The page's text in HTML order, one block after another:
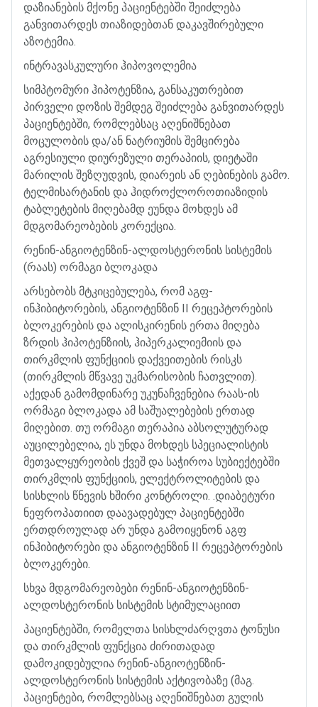
დაზიანების მქონე პაციენტებში შეიძლება
განვითარდეს თიაზიდებთან დაკავშირებული
აზოტემია.
ინტრავასკულური ჰიპოვოლემია
სიმპტომური ჰიპოტენზია, განსაკუთრებით
პირველი დოზის შემდეგ შეიძლება განვითარდეს
პაციენტებში, რომლებსაც აღენიშნებათ
მოცულობის და/ან ნატრიუმის შემცირება
აგრესიული დიურეზული თერაპიის, დიეტაში
მარილის შეზღუდვის, დიარეის ან ღებინების გამო.
ტელმისარტანის და ჰიდროქლოროთიაზიდის
ტაბლეტების მიღებამდ ეუნდა მოხდეს ამ
მდგომარეობების კორექცია.
რენინ-ანგიოტენზინ-ალდოსტერონის სისტემის
(რაას) ორმაგი ბლოკადა
არსებობს მტკიცებულება, რომ აგფ-
ინჰიბიტორების, ანგიოტენზინ
რეცეპტორების
ბლოკერების და ალისკირენის ერთა მიღება
ზრდის ჰიპოტენზიის, ჰიპერკალიემიის და
თირკმლის ფუნქციის დაქვეითების რისკს
(თირკმლის მწვავე უკმარისობის ჩათვლით).
აქედან გამომდინარე უკუნაჩვენებია რაას-ის
ორმაგი ბლოკადა ამ საშუალებების ერთად
მიღებით. თუ ორმაგი თერაპია აბსოლუტურად
აუცილებელია, ეს უნდა მოხდეს სპეციალისტის
მეთვალყურეობის ქვეშ და საჭიროა სუბიექტებში
თირკმლის ფუნქციის, ელექტროლიტების და
სისხლის წნევის ხშირი კონტროლი. .დიაბეტური
ნეფროპათიით დაავადებულ პაციენტებში
ერთდროულად არ უნდა გამოიყენონ აგფ
ინჰიბიტორები და ანგიოტენზინ
რეცეპტორების
ბლოკერები.
სხვა მდგომარეობები რენინ-ანგიოტენზინ-
ალდოსტერონის სისტემის სტიმულაციით
პაციენტებში, რომელთა სისხლძარღვთა ტონუსი
და თირკმლის ფუნქცია ძირითადად
დამოკიდებულია რენინ-ანგიოტენზინ-
ალდოსტერონის სისტემის აქტივობაზე (მაგ.
პაციენტები, რომლებსაც აღენიშნებათ გულის